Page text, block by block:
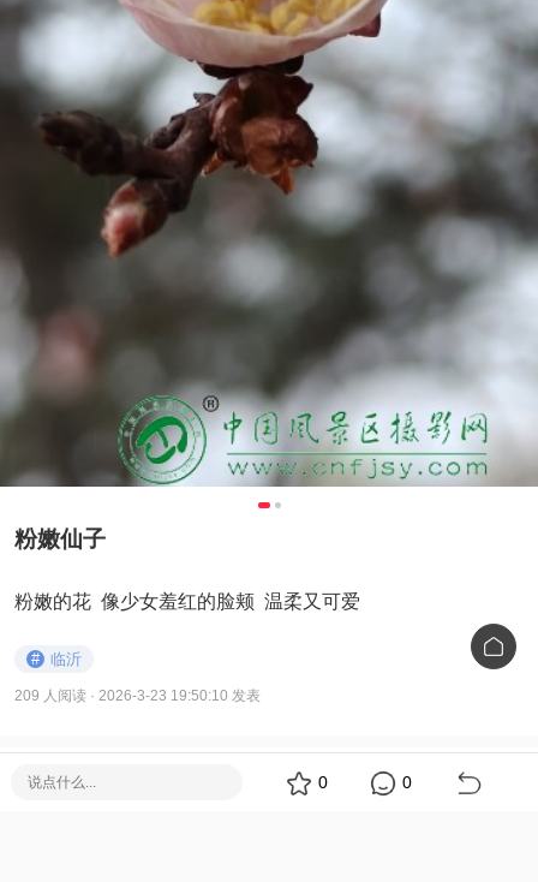
粉嫩仙子
粉嫩的花 像少女羞红的脸颊 温柔又可爱
# 临沂
209 人阅读 · 2026-3-23 19:50:10 发表
0 0